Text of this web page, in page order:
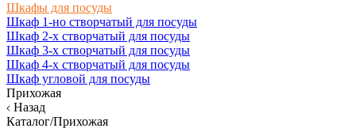
Шкафы для посуды
Шкаф 1-но створчатый для посуды
Шкаф 2-х створчатый для посуды
Шкаф 3-х створчатый для посуды
Шкаф 4-х створчатый для посуды
Шкаф угловой для посуды
Прихожая
Назад
Каталог/Прихожая